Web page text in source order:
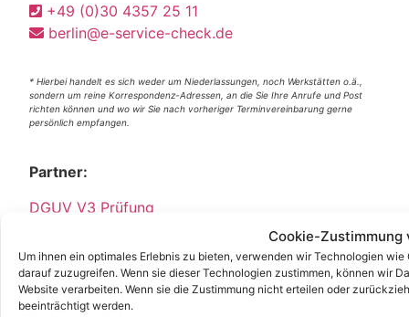
Cookie-Zustimmung
Um ihnen ein optimales Erlebnis zu bieten, verwenden wir Technologien
darauf zuzugreifen. Wenn sie dieser Technologien zustimmen, können wir
Website verarbeiten. Wenn sie die Zustimmung nicht erteilen oder
beeinträchtigt werden.
+49 (0)30 4357 25 11
berlin@e-service-check.de
* Hierbei handelt es sich weder um Niederlassungen, noch Werkstätten o.ä.,
sondern um reine Korrespondenz-Adressen, an die Sie Ihre Anrufe und Post
richten können und wo wir Sie nach vorheriger Terminvereinbarung gerne
persönlich empfangen.
Partner:
DGUV V3 Prüfung
DGUV V3
Stellenangebot
Job